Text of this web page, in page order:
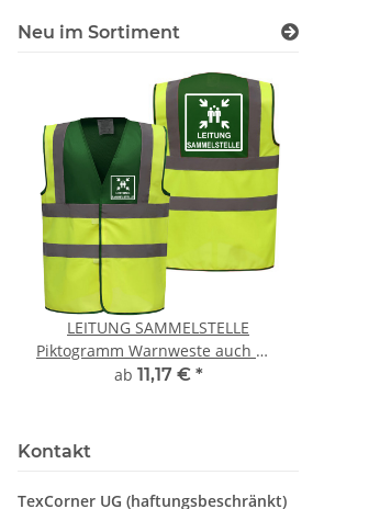
Neu im Sortiment
LEITUNG SAMMELSTELLE
Piktogramm Warnweste auch mit
vielen Taschen S-3XL
ab 11,17 € *
Kontakt
TexCorner UG (haftungsbeschränkt)